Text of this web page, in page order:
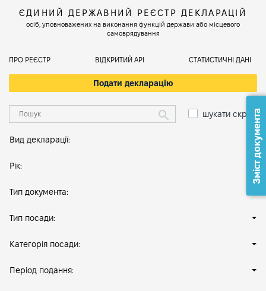
ЄДИНИЙ ДЕРЖАВНИЙ РЕЄСТР ДЕКЛАРАЦІЙ
осіб, уповноважених на виконання функцій держави або місцевого
самоврядування
ПРО РЕЄСТР ВІДКРИТИЙ АРІ СТАТИСТИЧНІ ДАНІ
Подати декларацію
шукати скрізь
Вид декларації:
Рік:
Тип документа:
Тип посади:
Категорія посади:
Період подання:
Зміст документа